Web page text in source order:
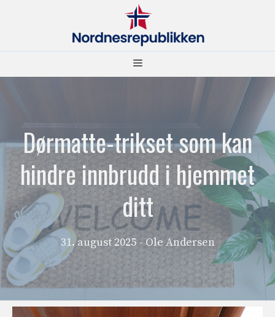
Meny
Dørmatte-trikset som kan
hindre innbrudd i hjemmet
ditt
31. august 2025 - Ole Andersen